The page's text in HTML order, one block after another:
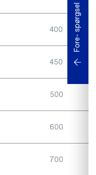
400
450
500
600
700
Fore- spørgsel